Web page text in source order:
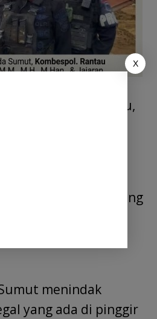
lanjut Rantau,
sebagai
menyelidiki.
orang dan saat ini
barang bukti yang
Polda Sumut
Eka, Selasa
menindak
yang ada di pinggir
X